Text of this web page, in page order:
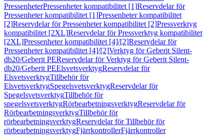
PressenheterPressenheter kompatibilitet [1]Reservdelar för
Pressenheter kompatibilitet [1]Pressenheter kompatibilitet
[2]Reservdelar för Pressenheter kompatibilitet [2]Pressverktyg
kompatibilitet [2XL]Reservdelar för Pressverktyg kompatibilitet
[2XL]Pressenheter kompatibilitet [4]/[2]Reservdelar för
Pressenheter kompatibilitet [4]/[2]Verktyg för Geberit Silent-
db20/Geberit PEReservdelar för Verktyg för Geberit Silent-
db20/Geberit PEElsvetsverktygReservdelar för
ElsvetsverktygTillbehör för
ElsvetsverktygSpegelsvetsverktygReservdelar för
SpegelsvetsverktygTillbehör för
spegelsvetsverktygRörbearbetningsverktygReservdelar för
RörbearbetningsverktygTillbehör för
rörbearbetningsverktygReservdelar för Tillbehör för
rörbearbetningsverktygFjärrkontrollerFjärrkontroller